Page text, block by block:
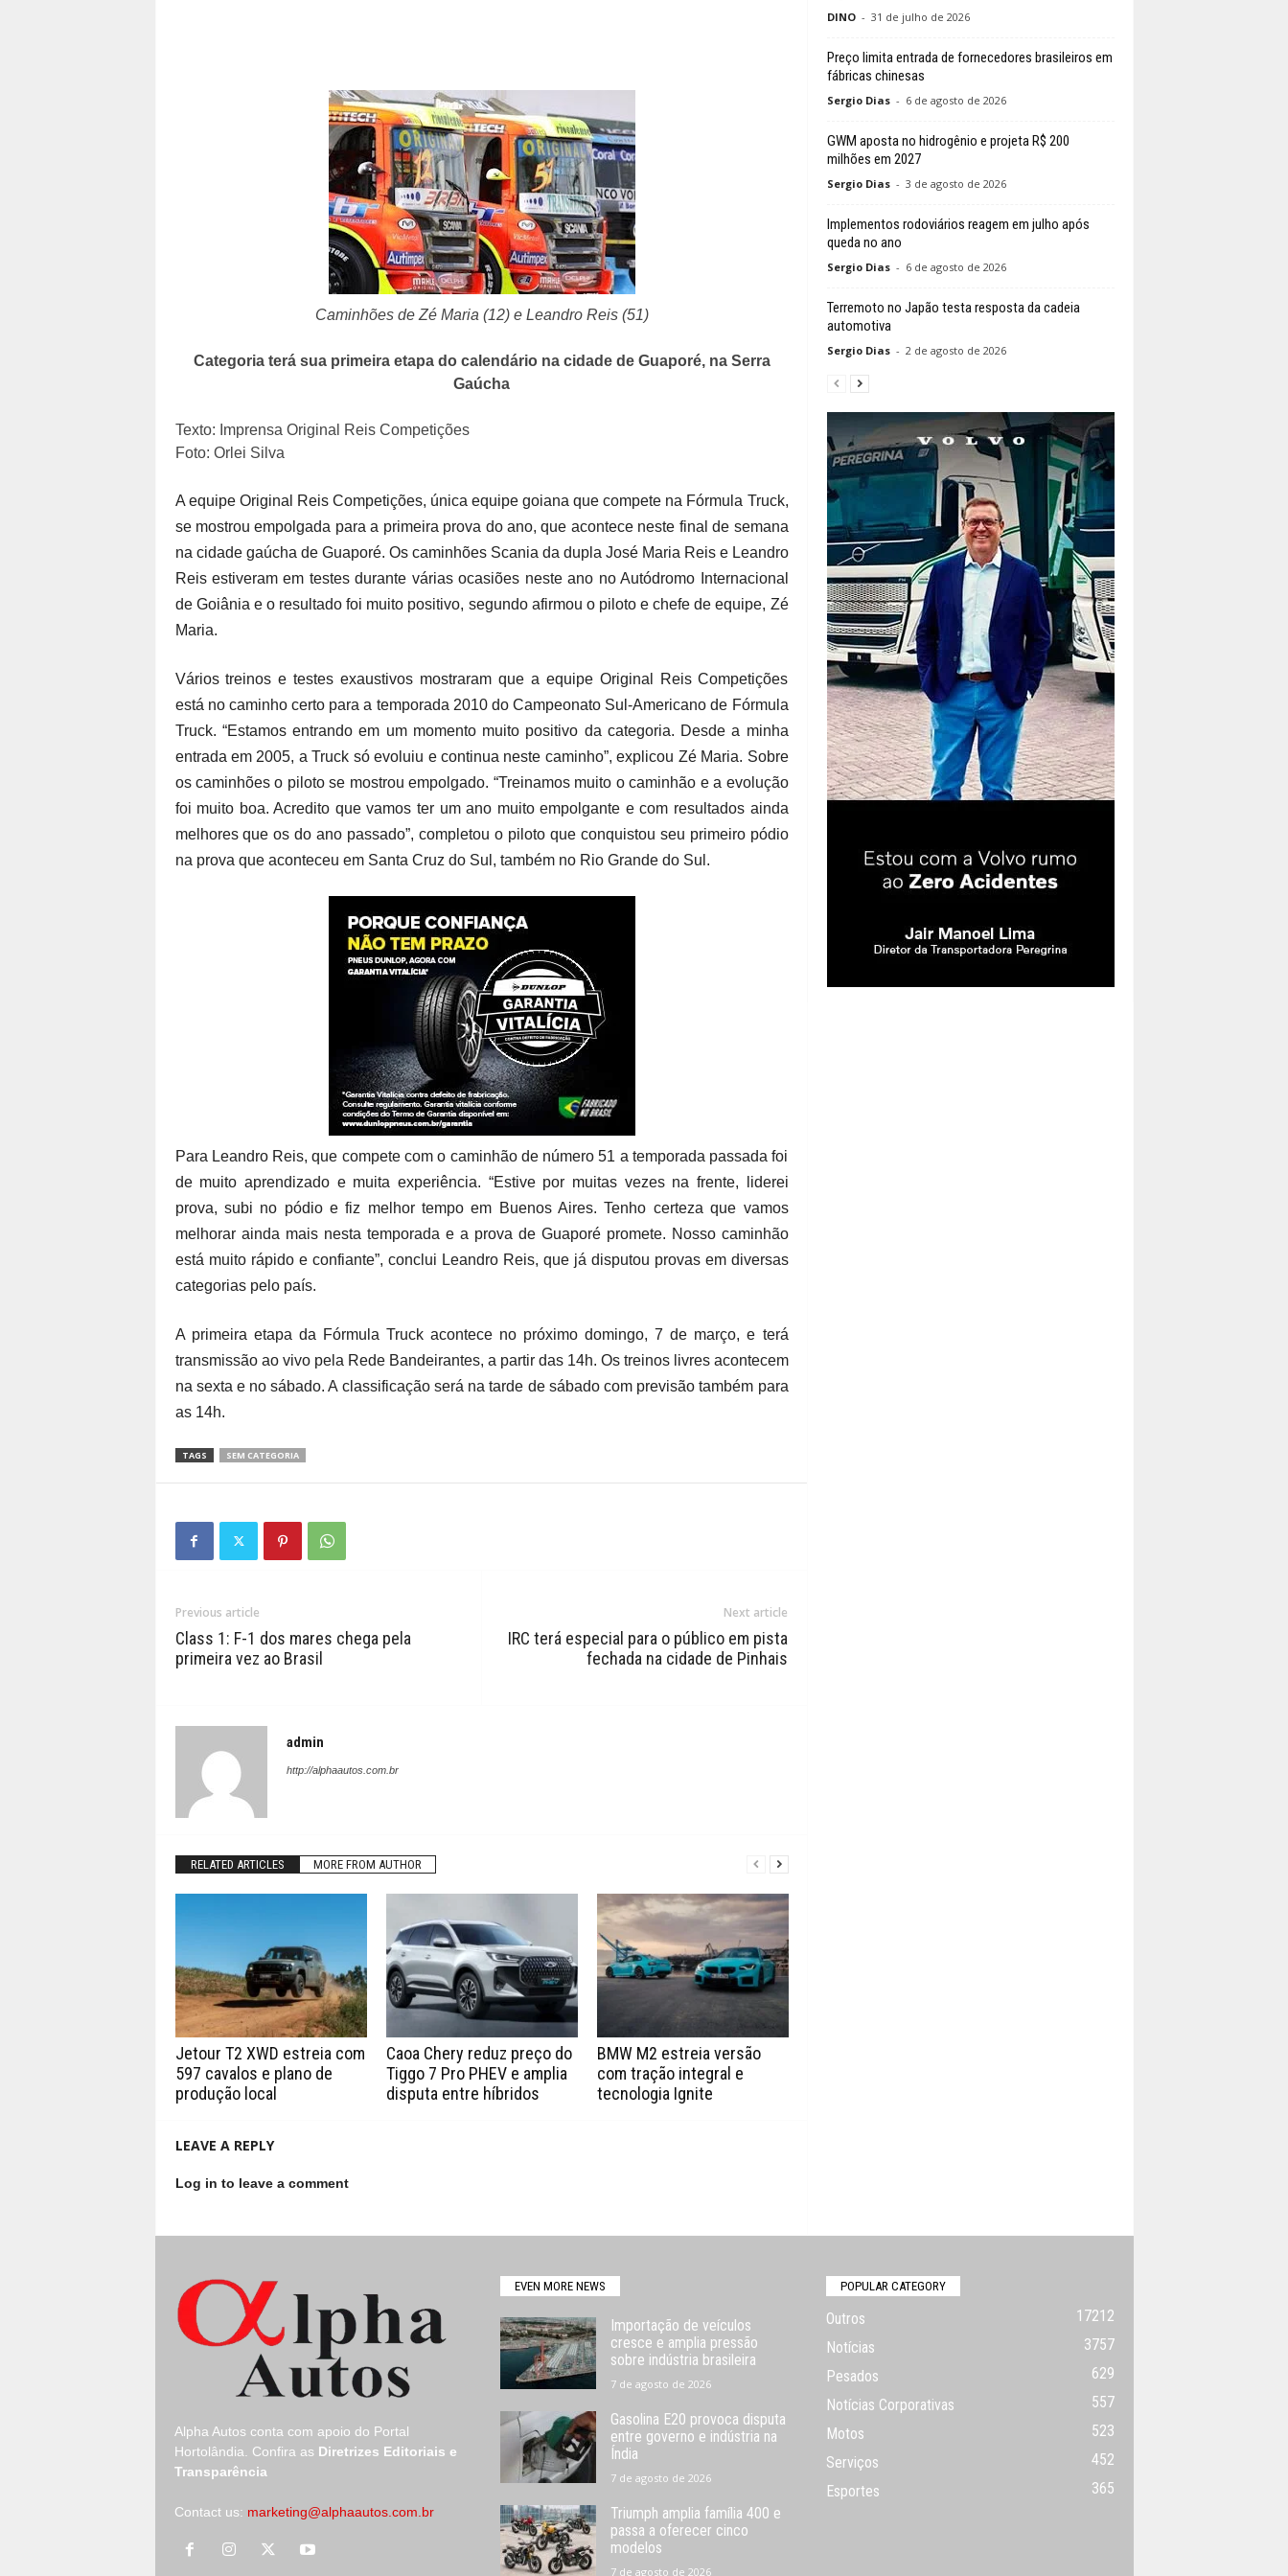
Caminhões de Zé Maria (12) e Leandro Reis (51)
Categoria terá sua primeira etapa do calendário na cidade de Guaporé, na Serra
Gaúcha
Texto: Imprensa Original Reis Competições
Foto: Orlei Silva
A equipe Original Reis Competições, única equipe goiana que compete na Fórmula Truck,
se mostrou empolgada para a primeira prova do ano, que acontece neste final de semana
na cidade gaúcha de Guaporé. Os caminhões Scania da dupla José Maria Reis e Leandro
Reis estiveram em testes durante várias ocasiões neste ano no Autódromo Internacional
de Goiânia e o resultado foi muito positivo, segundo afirmou o piloto e chefe de equipe, Zé
Maria.
Vários treinos e testes exaustivos mostraram que a equipe Original Reis Competições
está no caminho certo para a temporada 2010 do Campeonato Sul-Americano de Fórmula
Truck. “Estamos entrando em um momento muito positivo da categoria. Desde a minha
entrada em 2005, a Truck só evoluiu e continua neste caminho”, explicou Zé Maria. Sobre
os caminhões o piloto se mostrou empolgado. “Treinamos muito o caminhão e a evolução
foi muito boa. Acredito que vamos ter um ano muito empolgante e com resultados ainda
melhores que os do ano passado”, completou o piloto que conquistou seu primeiro pódio
na prova que aconteceu em Santa Cruz do Sul, também no Rio Grande do Sul.
Para Leandro Reis, que compete com o caminhão de número 51 a temporada passada foi
de muito aprendizado e muita experiência. “Estive por muitas vezes na frente, liderei
prova, subi no pódio e fiz melhor tempo em Buenos Aires. Tenho certeza que vamos
melhorar ainda mais nesta temporada e a prova de Guaporé promete. Nosso caminhão
está muito rápido e confiante”, conclui Leandro Reis, que já disputou provas em diversas
categorias pelo país.
A primeira etapa da Fórmula Truck acontece no próximo domingo, 7 de março, e terá
transmissão ao vivo pela Rede Bandeirantes, a partir das 14h. Os treinos livres acontecem
na sexta e no sábado. A classificação será na tarde de sábado com previsão também para
as 14h.
TAGS SEM CATEGORIA
Previous article
Class 1: F-1 dos mares chega pela
primeira vez ao Brasil
Next article
IRC terá especial para o público em pista
fechada na cidade de Pinhais
admin
http://alphaautos.com.br
RELATED ARTICLES MORE FROM AUTHOR
Jetour T2 XWD estreia com
597 cavalos e plano de
produção local
Caoa Chery reduz preço do
Tiggo 7 Pro PHEV e amplia
disputa entre híbridos
BMW M2 estreia versão
com tração integral e
tecnologia Ignite
LEAVE A REPLY
Log in to leave a comment
DINO - 31 de julho de 2026
Preço limita entrada de fornecedores brasileiros em
fábricas chinesas
Sergio Dias - 6 de agosto de 2026
GWM aposta no hidrogênio e projeta R$ 200
milhões em 2027
Sergio Dias - 3 de agosto de 2026
Implementos rodoviários reagem em julho após
queda no ano
Sergio Dias - 6 de agosto de 2026
Terremoto no Japão testa resposta da cadeia
automotiva
Sergio Dias - 2 de agosto de 2026
Alpha Autos conta com apoio do Portal
Hortolândia.
Confira as Diretrizes Editoriais e
Transparência
Contact us: marketing@alphaautos.com.br
EVEN MORE NEWS
Importação de veículos
cresce e amplia pressão
sobre indústria brasileira
7 de agosto de 2026
Gasolina E20 provoca disputa
entre governo e indústria na
Índia
7 de agosto de 2026
Triumph amplia família 400 e
passa a oferecer cinco
modelos
7 de agosto de 2026
POPULAR CATEGORY
Outros
17212
Notícias
3757
Pesados
629
Notícias Corporativas
557
Motos
523
Serviços
452
Esportes
365